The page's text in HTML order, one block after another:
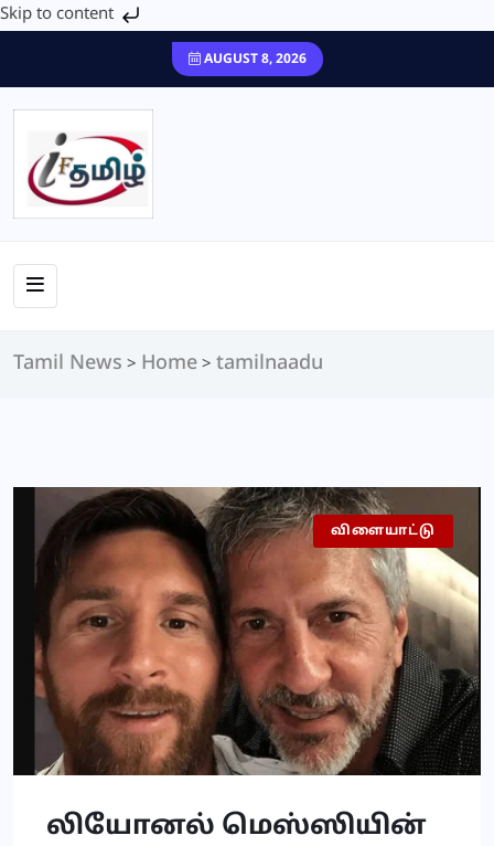
Skip to content
AUGUST 8, 2026
Tamil News > Home > tamilnaadu
செய்தி
விளையாட்டு
லியோனல் மெஸ்ஸியின்